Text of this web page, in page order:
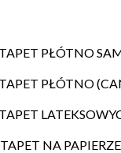
PŁÓTNO
PŁÓTNO
NA